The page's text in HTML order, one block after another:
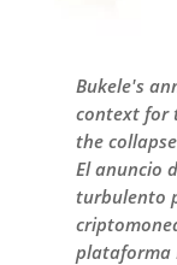
Bukele's
context for
the
El anuncio
turbulento
plataforma